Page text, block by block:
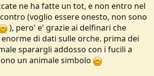
ne ha fatte un tot, e non entro nel
(voglio essere onesto, non sono
), pero' e' grazie ai delfinari che
di dati sulle orche. prima dei
sparargli addosso con i fucili a
un animale simbolo